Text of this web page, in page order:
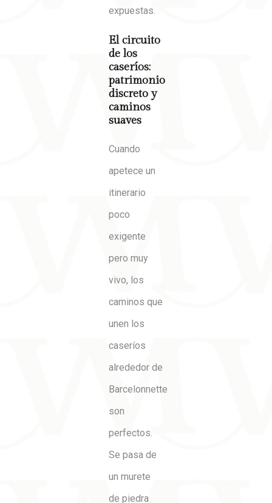
expuestas.
El circuito
de los
caseríos:
patrimonio
discreto y
caminos
suaves
Cuando
apetece un
itinerario
poco
exigente
pero muy
vivo, los
caminos que
unen los
caseríos
alrededor de
Barcelonnette
son
perfectos.
Se pasa de
un murete
de piedra